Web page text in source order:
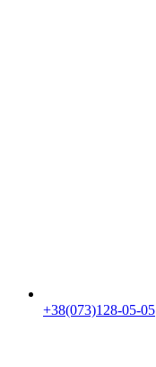
+38(073)128-05-05